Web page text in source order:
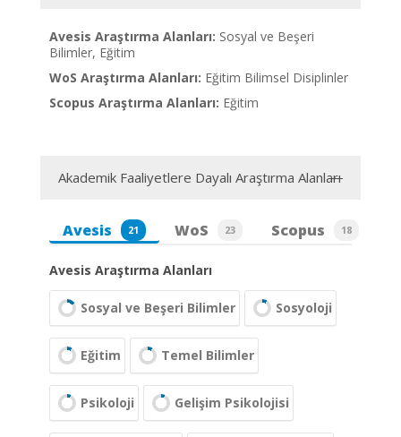
Avesis Araştırma Alanları: Sosyal ve Beşeri
Bilimler, Eğitim
WoS Araştırma Alanları: Eğitim Bilimsel Disiplinler
Scopus Araştırma Alanları: Eğitim
Akademik Faaliyetlere Dayalı Araştırma Alanları
Avesis 21 WoS 23 Scopus 18
Avesis Araştırma Alanları
Sosyal ve Beşeri Bilimler Sosyoloji
Eğitim Temel Bilimler
Psikoloji Gelişim Psikolojisi